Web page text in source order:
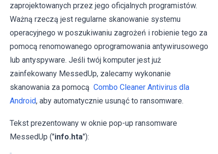
zaprojektowanych przez jego oficjalnych programistów.
Ważną rzeczą jest regularne skanowanie systemu
operacyjnego w poszukiwaniu zagrożeń i robienie tego za
pomocą renomowanego oprogramowania antywirusowego
lub antyspyware. Jeśli twój komputer jest już
zainfekowany MessedUp, zalecamy wykonanie
skanowania za pomocą Combo Cleaner Antivirus dla
Android, aby automatycznie usunąć to ransomware.
Tekst prezentowany w oknie pop-up ransomware
MessedUp ("info.hta"):